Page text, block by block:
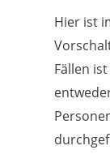
Hier ist
Fällen